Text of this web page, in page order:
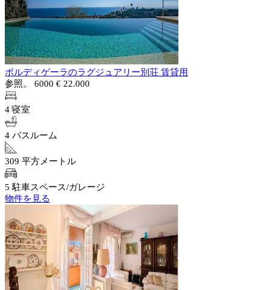
ボルディゲーラのラグジュアリー別荘 賃貸用
参照。 6000 € 22.000
4 寝室
4 バスルーム
309 平方メートル
5 駐車スペース/ガレージ
物件を見る